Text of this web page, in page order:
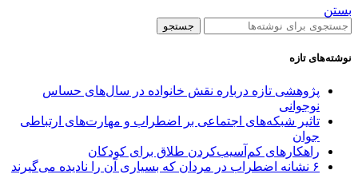
بستن
جستجو
نوشته‌های تازه
پژوهشی تازه درباره نقش خانواده در سال‌های حساس
نوجوانی
تاثیر شبکه‌های اجتماعی بر اضطراب و مهارت‌های ارتباطی
جوان
راهکارهای کم‌آسیب‌کردن طلاق برای کودکان
۶ نشانه اضطراب در مردان که بسیاری آن را نادیده می‌گیرند